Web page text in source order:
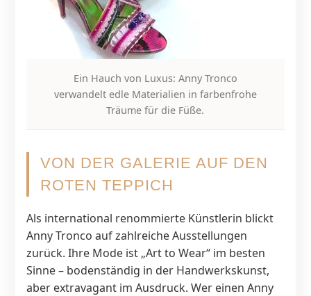
Ein Hauch von Luxus: Anny Tronco
verwandelt edle Materialien in farbenfrohe
Träume für die Füße.
VON DER GALERIE AUF DEN
ROTEN TEPPICH
Als international renommierte Künstlerin blickt
Anny Tronco auf zahlreiche Ausstellungen
zurück. Ihre Mode ist „Art to Wear“ im besten
Sinne – bodenständig in der Handwerkskunst,
aber extravagant im Ausdruck. Wer einen Anny